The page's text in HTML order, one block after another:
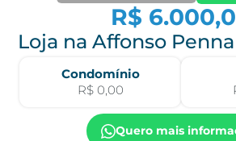
R$
Loja na Affonso
Condomínio
R$ 0,00
Quero mais